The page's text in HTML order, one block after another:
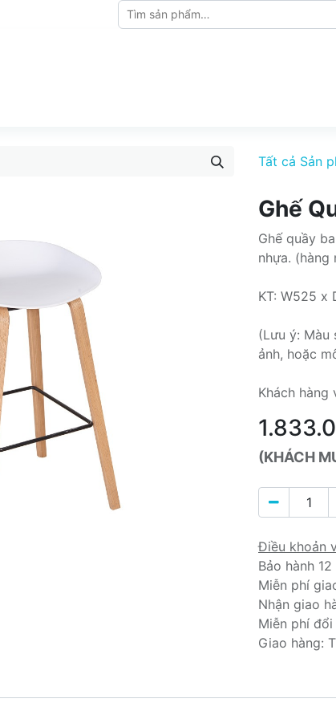
Tất cả Sản
Ghế
Ghế quầy
nhựa. (hàng
KT: W525 x
(Lưu ý: Màu
ảnh, hoặc
Khách
(KHÁCH
Điều khoản
Bảo hành
Miễn phí
Nhận giao
Miễn phí
Giao hàng: